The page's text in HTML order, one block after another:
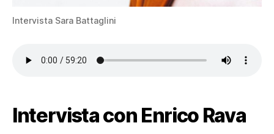
Intervista Sara Battaglini
Intervista con Enrico Rava